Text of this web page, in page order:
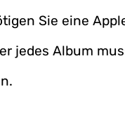
Sie eine
jedes Album